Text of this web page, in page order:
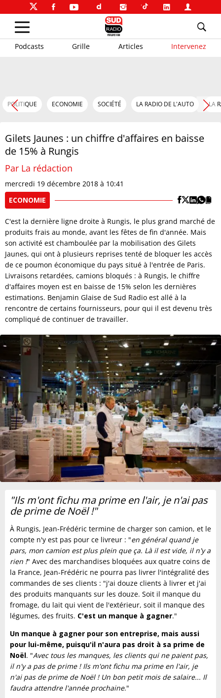
Podcasts Grille Articles Intervenez
POLITIQUE ECONOMIE SOCIÉTÉ LA RADIO DE L'AUTO LA
Gilets Jaunes : un chiffre d'affaires en baisse
de 15% à Rungis
Par La rédaction
mercredi 19 décembre 2018 à 10:41
ECONOMIE
C'est la dernière ligne droite à Rungis, le plus grand marché de
produits frais au monde, avant les fêtes de fin d'année. Mais
son activité est chamboulée par la mobilisation des Gilets
Jaunes, qui ont à plusieurs reprises tenté de bloquer les accès
de ce poumon économique du pays situé à l'entrée de Paris.
Livraisons retardées, camions bloqués : à Rungis, le chiffre
d'affaires moyen est en baisse de 15% selon les dernières
estimations. Benjamin Glaise de Sud Radio est allé à la
rencontre de certains fournisseurs, pour qui il est devenu très
compliqué de continuer de travailler.
"Ils m'ont fichu ma prime en l'air, je n'ai pas
de prime de Noël !"
À Rungis, Jean-Frédéric termine de charger son camion, et le
compte n'y est pas pour ce livreur : "en général quand je
pars, mon camion est plus plein que ça. Là il est vide, il n'y a
rien !" Avec des marchandises bloquées aux quatre coins de
la France, Jean-Frédéric ne pourra pas livrer l'intégralité des
commandes de ses clients : "j'ai douze clients à livrer et j'ai
des produits manquants sur les douze. Soit il manque du
fromage, du lait qui vient de l'extérieur, soit il manque des
légumes, des fruits. C'est un manque à gagner."
Un manque à gagner pour son entreprise, mais aussi
pour lui-même, puisqu'il n'aura pas droit à sa prime de
Noël. "Avec tous les manques, les clients qui ne paient pas,
il n'y a pas de prime ! Ils m'ont fichu ma prime en l'air, je
n'ai pas de prime de Noël ! Un bon petit mois de salaire... Il
faudra attendre l'année prochaine."